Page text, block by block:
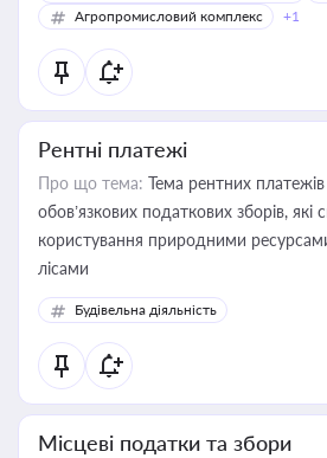
Агропромисловий комплекс
+1
Рентні платежі
Про що тема: Тема рентних платежів
обов’язкових податкових зборів, які
користування природними
лісами
Будівельна діяльність
Місцеві податки та збори